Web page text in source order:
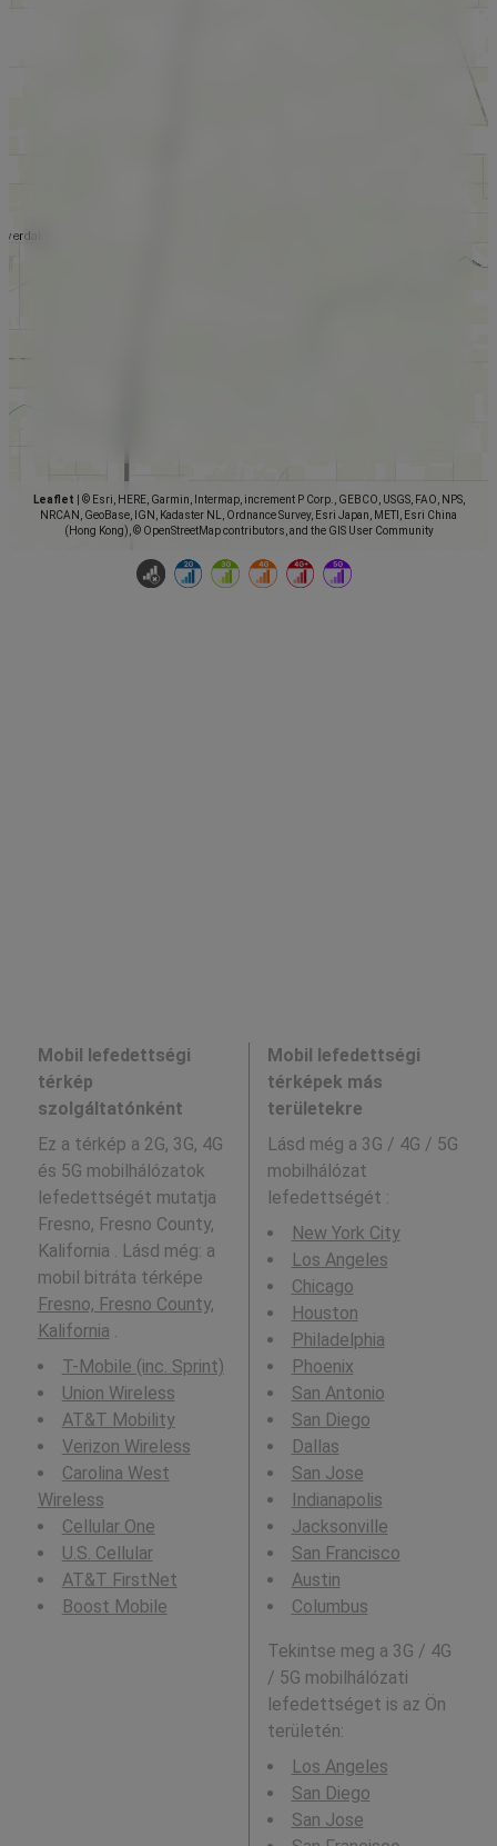
Leaflet
© Esri, HERE, Garmin, Intermap, increment P Corp., GEBCO, USGS, FAO, NPS,
NRCAN, GeoBase, IGN, Kadaster NL, Ordnance Survey, Esri Japan, METI, Esri China
(Hong Kong), © OpenStreetMap contributors, and the GIS User Community
Mobil lefedettségi
térkép
szolgáltatónként
Ez a térkép a 2G, 3G, 4G
és 5G mobilhálózatok
lefedettségét mutatja
Fresno, Fresno County,
Kalifornia . Lásd még: a
mobil bitráta térképe
Fresno, Fresno County,
Kalifornia
T-Mobile (inc. Sprint)
Union Wireless
AT&T Mobility
Verizon Wireless
Carolina West
Wireless
Cellular One
U.S. Cellular
AT&T FirstNet
Boost Mobile
Mobil lefedettségi
térképek más
területekre
Lásd még a 3G / 4G / 5G
mobilhálózat
lefedettségét :
New York City
Los Angeles
Chicago
Houston
Philadelphia
Phoenix
San Antonio
San Diego
Dallas
San Jose
Indianapolis
Jacksonville
San Francisco
Austin
Columbus
Tekintse meg a 3G / 4G
/ 5G mobilhálózati
lefedettséget is az Ön
területén:
Los Angeles
San Diego
San Jose